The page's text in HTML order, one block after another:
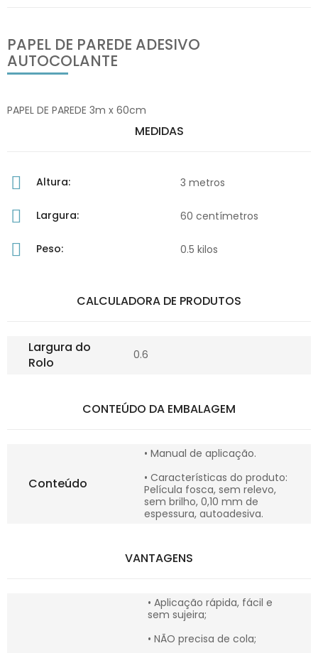
PAPEL DE PAREDE ADESIVO
AUTOCOLANTE
PAPEL DE PAREDE 3m x 60cm
MEDIDAS
Altura: 3 metros
Largura: 60 centímetros
Peso: 0.5 kilos
CALCULADORA DE PRODUTOS
Largura do
Rolo
0.6
CONTEÚDO DA EMBALAGEM
Conteúdo
• Manual de aplicação.
• Características do produto:
Película fosca, sem relevo,
sem brilho, 0,10 mm de
espessura, autoadesiva.
VANTAGENS
• Aplicação rápida, fácil e
sem sujeira;
• NÃO precisa de cola;